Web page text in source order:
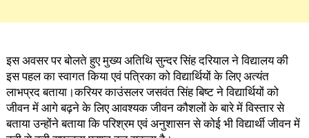
इस अवसर पर बोलते हुए मुख्य अतिथि सुन्दर सिंह दरियाल ने विद्यालय की
इस पहल का स्वागत किया एवं पत्रिका को विद्यार्थियों के लिए अत्यंत
लाभप्रद बताया।करियर काउंसलर जसवंत सिंह बिष्ट ने विद्यार्थियों को
जीवन में आगे बढ़ने के लिए आवश्यक जीवन कौशलों के बारे में विस्तार से
बताया उन्होंने बताया कि परिश्रम एवं अनुशासन से कोई भी विद्यार्थी जीवन में